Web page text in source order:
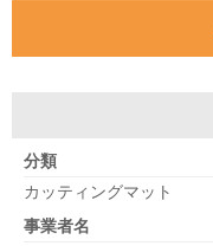
分類
カッティングマット
事業者名